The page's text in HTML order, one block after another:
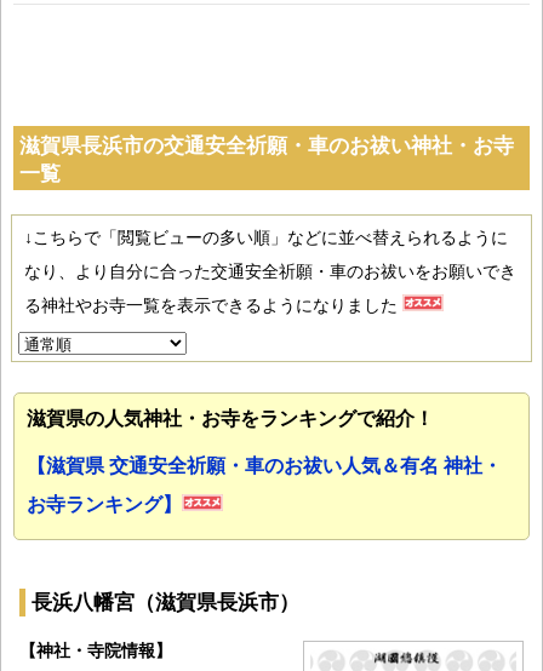
滋賀県長浜市の交通安全祈願・車のお祓い神社・お寺
一覧
↓こちらで「閲覧ビューの多い順」などに並べ替えられるように
なり、より自分に合った交通安全祈願・車のお祓いをお願いでき
る神社やお寺一覧を表示できるようになりました
滋賀県の人気神社・お寺をランキングで紹介！
【滋賀県 交通安全祈願・車のお祓い人気＆有名 神社・
お寺ランキング】
長浜八幡宮（滋賀県長浜市）
【神社・寺院情報】